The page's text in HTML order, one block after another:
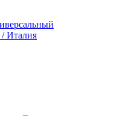
Италия